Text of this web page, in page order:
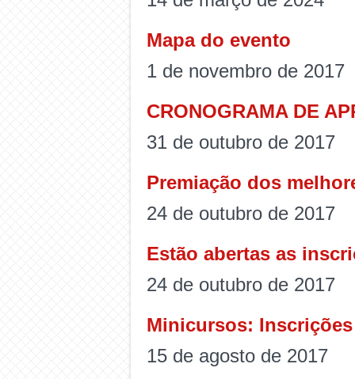
Mapa do evento
1 de novembro de 2017
CRONOGRAMA DE
31 de outubro de 2017
Premiação dos
24 de outubro de 2017
Estão abertas as
24 de outubro de 2017
Minicursos:
15 de agosto de 2017